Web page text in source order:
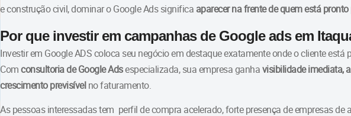
e construção civil, dominar o Google Ads significa aparecer na frente de quem está
Por que investir em campanhas de Google ads em
Investir em Google ADS coloca seu negócio em destaque exatamente onde o cliente está
Com consultoria de Google Adsespecializada, sua empresa ganha visibilidade imediata,
crescimento previsível no faturamento.
As pessoas interessadas tem perfil de compra acelerado, forte presença de empresas de